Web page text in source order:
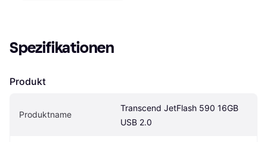
Spezifikationen
Produkt
Produktname
Transcend JetFlash 590 16GB
USB 2.0